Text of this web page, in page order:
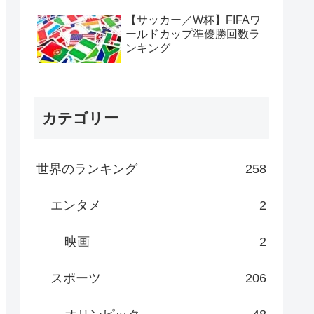
【サッカー／W杯】FIFAワ
ールドカップ準優勝回数ラ
ンキング
カテゴリー
世界のランキング 258
エンタメ 2
映画 2
スポーツ 206